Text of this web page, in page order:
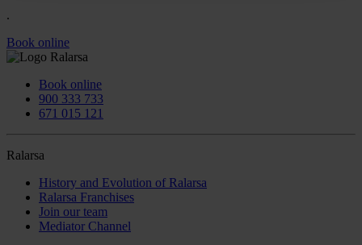
.
Book online
Book online
900 333 733
671 015 121
Ralarsa
History and Evolution of Ralarsa
Ralarsa Franchises
Join our team
Mediator Channel